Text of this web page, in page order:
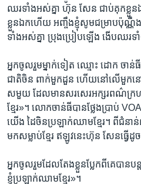
ឈរ​ទាំង​អស់​គ្នា ហ៊ុន​ សែន​ ជាប់​គុក​ខ្លួ
ខ្លួន​ឯក​ហើយ អញ្ចឹង​ខ្ញុំ​សូម​ជម្រាប​ប៉ុណ្ណឹង
ទាំង​អស់​គ្នា ប្រុង​ប្រៀប​ឡើង ងើប​ឈរ​ទ
អ្នក​ចូល​រួម​ម្នាក់ទៀត​ ឈ្មោះ ដោក ចា
ជាតិ​ចិន ពាក់​មួក​ដួន​ ហើយ​នៅ​លើ​មួក​ន
ស​មួយ​ ដែល​មាន​សរសេរ​អក្សរ​ពណ៌​ក្រ
ខ្មែរ»។ លោក​ចាន់ធីបានថ្លែង​ប្រាប់
យើង​ ដៃ​ចិន​ប្រឡាក់​ឈាម​ខ្មែរ​។ ពី​ជំនា
មក​សម្លាប់​ខ្មែរ ឥឡូវ​នេះ​ហ៊ុន​ សែន​ធ្វើ​ដូច
អ្នក​ចូល​រួម​ដែល​តែង​ខ្លួន​ប្លែក​ពី​គេបាន​
ខ្ញុំ​ប្រឡាក់​ឈាម​ខ្មែរ»។